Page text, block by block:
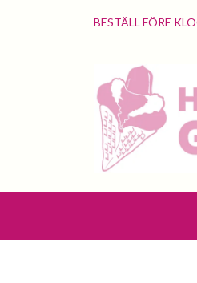
BESTÄLL FÖRE